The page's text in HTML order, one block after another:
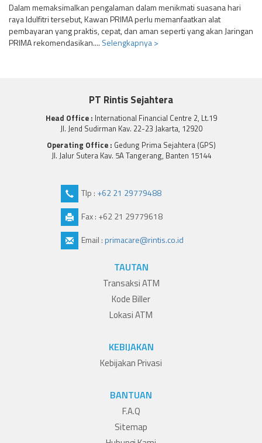
Dalam memaksimalkan pengalaman dalam menikmati suasana hari
raya Idulfitri tersebut, Kawan PRIMA perlu memanfaatkan alat
pembayaran yang praktis, cepat, dan aman seperti yang akan Jaringan
PRIMA rekomendasikan.... Selengkapnya >
PT Rintis Sejahtera
Head Office : International Financial Centre 2, Lt.19
Jl. Jend Sudirman Kav. 22-23 Jakarta, 12920
Operating Office : Gedung Prima Sejahtera (GPS)
Jl. Jalur Sutera Kav. 5A Tangerang, Banten 15144
Tlp : +62 21 29779488
Fax : +62 21 29779618
Email :primacare@rintis.co.id
TAUTAN
Transaksi ATM
Kode Biller
Lokasi ATM
KEBIJAKAN
Kebijakan Privasi
BANTUAN
F.A.Q
Sitemap